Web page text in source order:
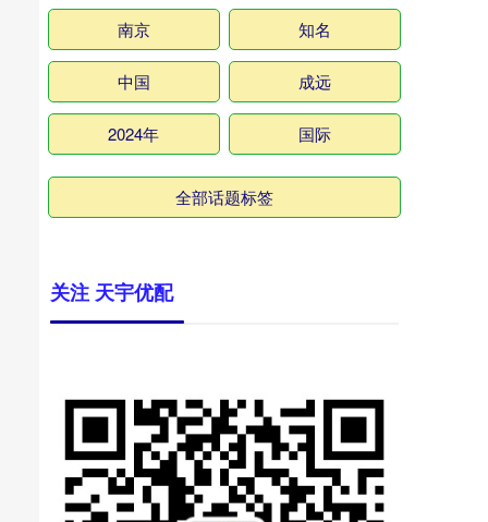
南京 知名
中国 成远
2024年 国际
全部话题标签
关注 天宇优配